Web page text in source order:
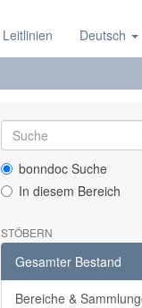
Leitlinien Deutsch
bonndoc Suche
In diesem Bereich
STÖBERN
Gesamter Bestand
Bereiche &